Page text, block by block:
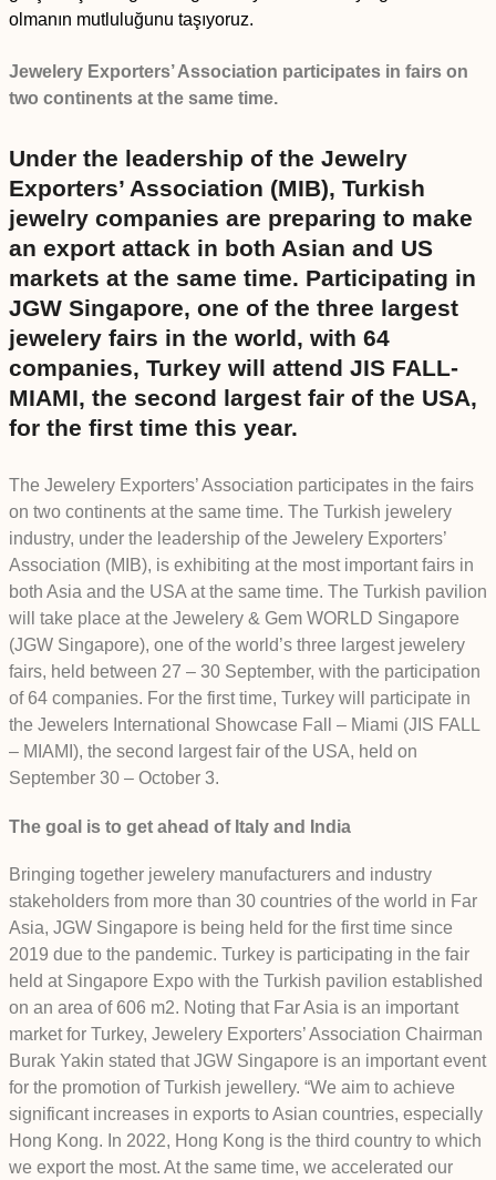
olmanın mutluluğunu taşıyoruz.
Jewelery Exporters’ Association participates in fairs on
two continents at the same time.
Under the leadership of the Jewelry
Exporters’ Association (MIB), Turkish
jewelry companies are preparing to make
an export attack in both Asian and US
markets at the same time. Participating in
JGW Singapore, one of the three largest
jewelery fairs in the world, with 64
companies, Turkey will attend JIS FALL-
MIAMI, the second largest fair of the USA,
for the first time this year.
The Jewelery Exporters’ Association participates in the fairs
on two continents at the same time. The Turkish jewelery
industry, under the leadership of the Jewelery Exporters’
Association (MIB), is exhibiting at the most important fairs in
both Asia and the USA at the same time. The Turkish pavilion
will take place at the Jewelery & Gem WORLD Singapore
(JGW Singapore), one of the world’s three largest jewelery
fairs, held between 27 – 30 September, with the participation
of 64 companies. For the first time, Turkey will participate in
the Jewelers International Showcase Fall – Miami (JIS FALL
– MIAMI), the second largest fair of the USA, held on
September 30 – October 3.
The goal is to get ahead of Italy and India
Bringing together jewelery manufacturers and industry
stakeholders from more than 30 countries of the world in Far
Asia, JGW Singapore is being held for the first time since
2019 due to the pandemic. Turkey is participating in the fair
held at Singapore Expo with the Turkish pavilion established
on an area of 606 m2. Noting that Far Asia is an important
market for Turkey, Jewelery Exporters’ Association Chairman
Burak Yakin stated that JGW Singapore is an important event
for the promotion of Turkish jewellery. “We aim to achieve
significant increases in exports to Asian countries, especially
Hong Kong. In 2022, Hong Kong is the third country to which
we export the most. At the same time, we accelerated our